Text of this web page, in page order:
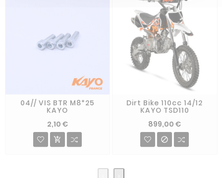
04// VIS BTR M8*25
KAYO
2,10 €

Dirt Bike 110cc 14/12
KAYO TSD110
899,00 €
